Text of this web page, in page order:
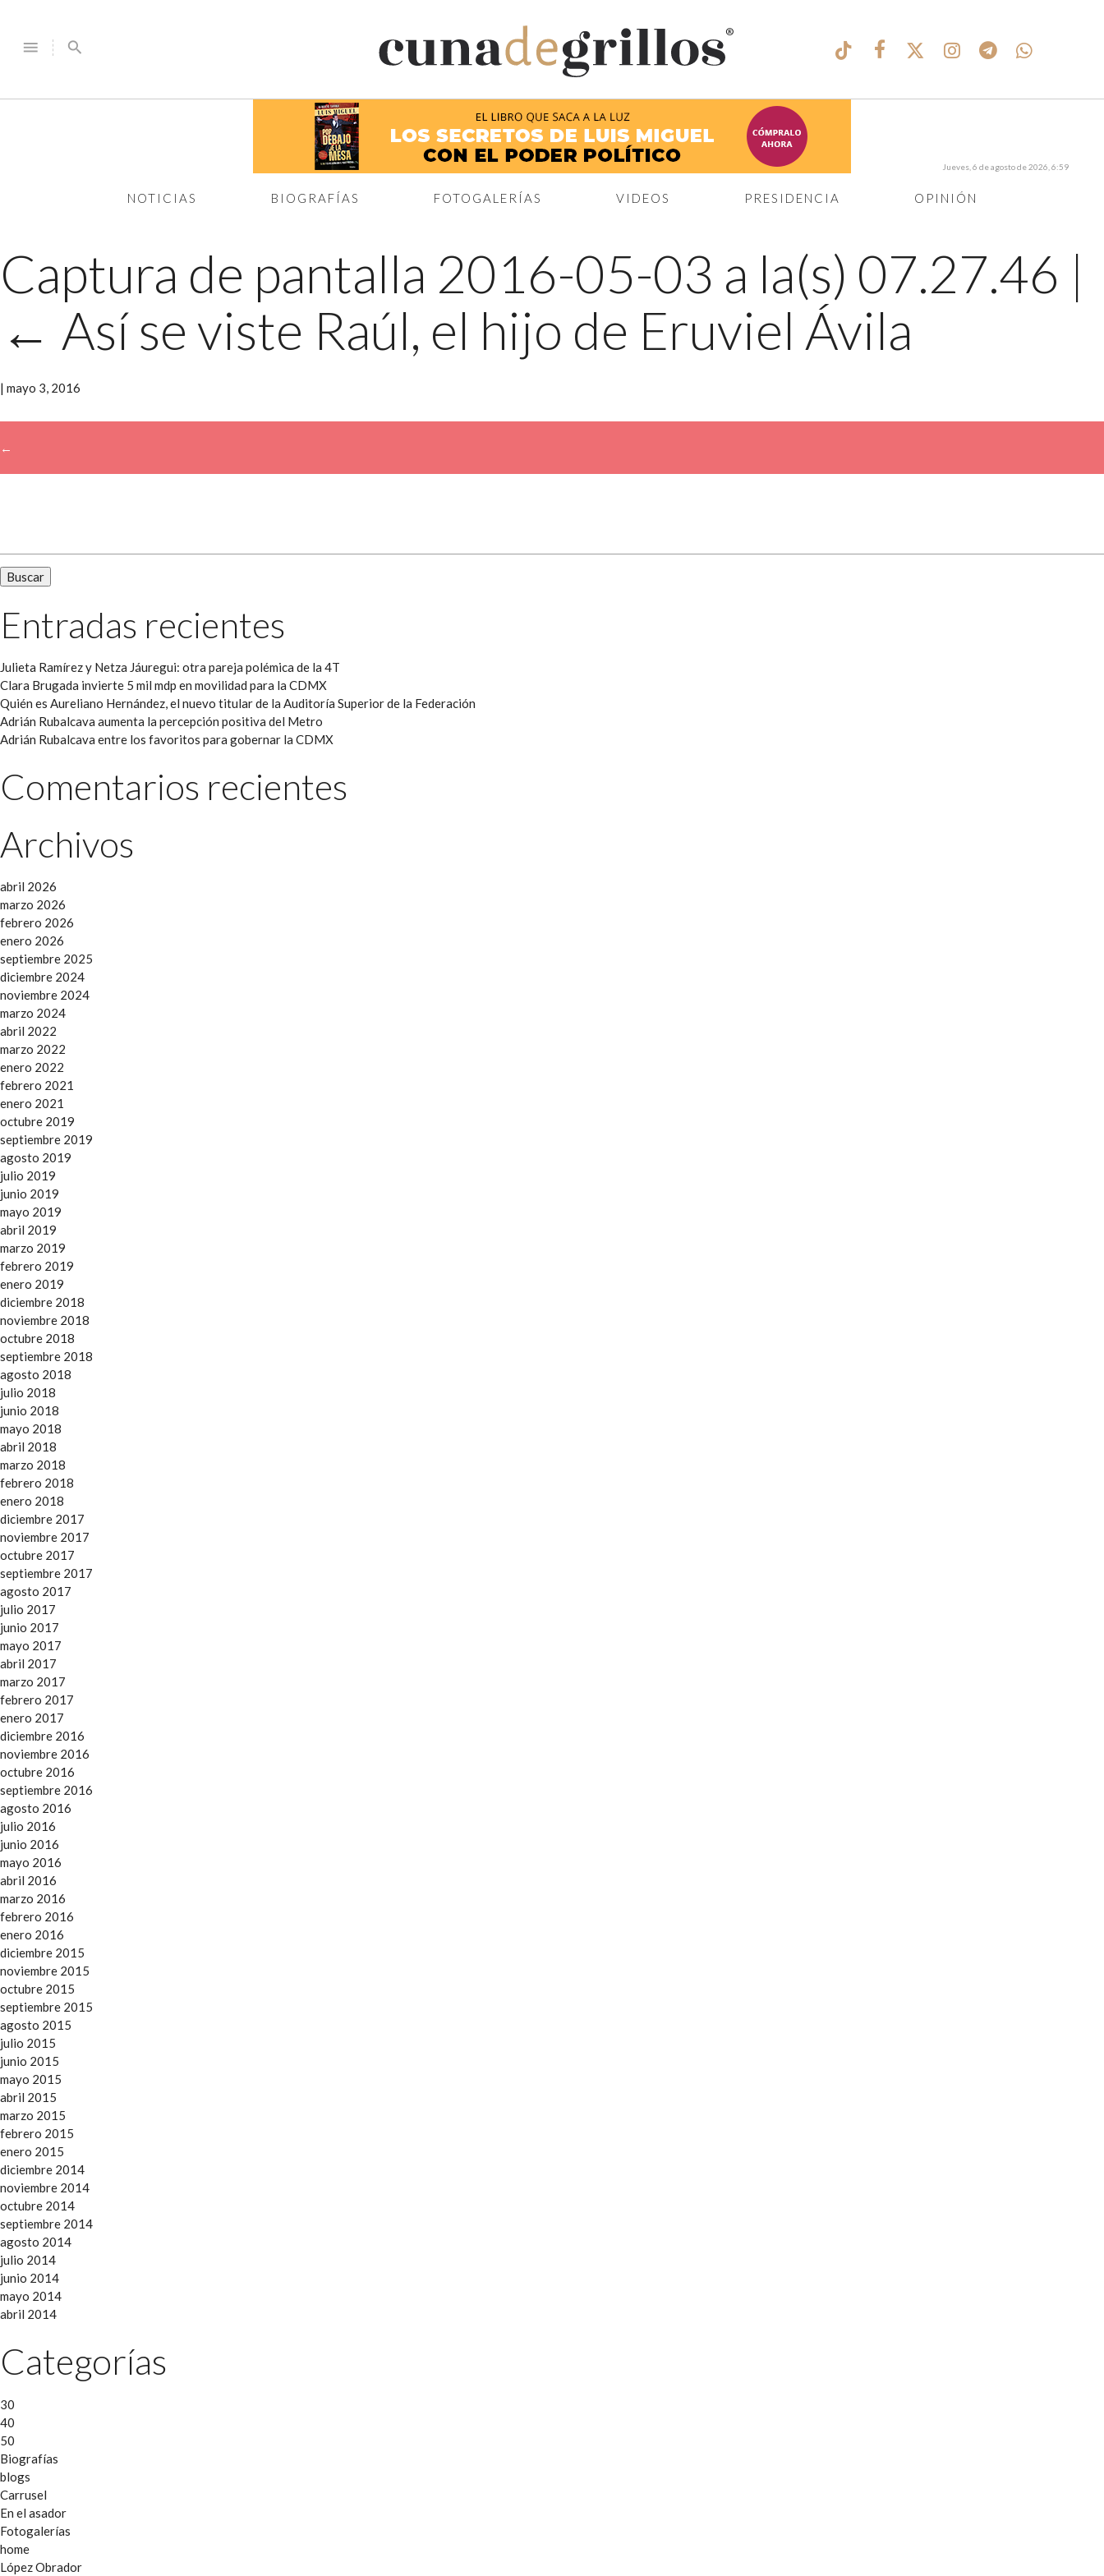
menu search
®
NOTICIAS BIOGRAFÍAS FOTOGALERÍAS VIDEOS PRESIDENCIA OPINIÓN
Jueves, 6 de agosto de 2026, 6:59
Captura de pantalla 2016-05-03 a la(s) 07.27.46 |
← Así se viste Raúl, el hijo de Eruviel Ávila
| mayo 3, 2016
←
Entradas recientes
Julieta Ramírez y Netza Jáuregui: otra pareja polémica de la 4T
Clara Brugada invierte 5 mil mdp en movilidad para la CDMX
Quién es Aureliano Hernández, el nuevo titular de la Auditoría Superior de la Federación
Adrián Rubalcava aumenta la percepción positiva del Metro
Adrián Rubalcava entre los favoritos para gobernar la CDMX
Comentarios recientes
Archivos
abril 2026
marzo 2026
febrero 2026
enero 2026
septiembre 2025
diciembre 2024
noviembre 2024
marzo 2024
abril 2022
marzo 2022
enero 2022
febrero 2021
enero 2021
octubre 2019
septiembre 2019
agosto 2019
julio 2019
junio 2019
mayo 2019
abril 2019
marzo 2019
febrero 2019
enero 2019
diciembre 2018
noviembre 2018
octubre 2018
septiembre 2018
agosto 2018
julio 2018
junio 2018
mayo 2018
abril 2018
marzo 2018
febrero 2018
enero 2018
diciembre 2017
noviembre 2017
octubre 2017
septiembre 2017
agosto 2017
julio 2017
junio 2017
mayo 2017
abril 2017
marzo 2017
febrero 2017
enero 2017
diciembre 2016
noviembre 2016
octubre 2016
septiembre 2016
agosto 2016
julio 2016
junio 2016
mayo 2016
abril 2016
marzo 2016
febrero 2016
enero 2016
diciembre 2015
noviembre 2015
octubre 2015
septiembre 2015
agosto 2015
julio 2015
junio 2015
mayo 2015
abril 2015
marzo 2015
febrero 2015
enero 2015
diciembre 2014
noviembre 2014
octubre 2014
septiembre 2014
agosto 2014
julio 2014
junio 2014
mayo 2014
abril 2014
Categorías
30
40
50
Biografías
blogs
Carrusel
En el asador
Fotogalerías
home
López Obrador